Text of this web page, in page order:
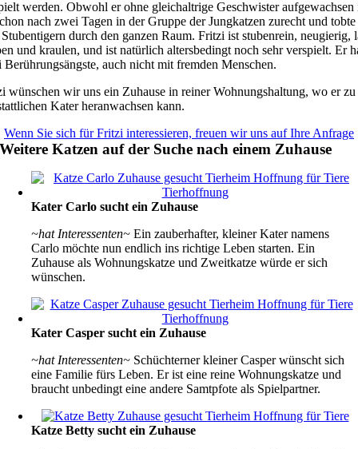
werden. Obwohl er ohne gleichaltrige Geschwister aufgewachsen
nach zwei Tagen in der Gruppe der Jungkatzen zurecht und
durch den ganzen Raum. Fritzi ist stubenrein, neugierig,
und kraulen, und ist natürlich altersbedingt noch sehr verspielt. Er
Berührungsängste, auch nicht mit fremden Menschen.
wünschen wir uns ein Zuhause in reiner Wohnungshaltung, wo er zu
Kater heranwachsen kann.
Wenn Sie sich für Fritzi interessieren, freuen wir uns auf Ihre Anfrage
Weitere Katzen auf der Suche nach einem Zuhause
Kater Carlo sucht ein Zuhause
~hat Interessenten~ Ein zauberhafter, kleiner Kater namens
Carlo möchte nun endlich ins richtige Leben starten. Ein
Zuhause als Wohnungskatze und Zweitkatze würde er sich
wünschen.
Kater Casper sucht ein Zuhause
~hat Interessenten~ Schüchterner kleiner Casper wünscht sich
eine Familie fürs Leben. Er ist eine reine Wohnungskatze und
braucht unbedingt eine andere Samtpfote als Spielpartner.
Katze Betty sucht ein Zuhause